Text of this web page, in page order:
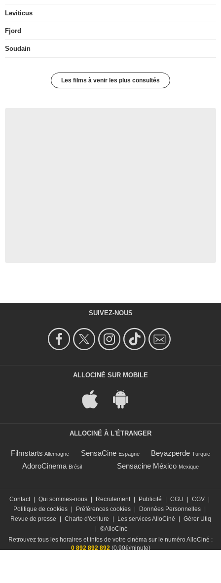
Leviticus
Fjord
Soudain
Les films à venir les plus consultés
SUIVEZ-NOUS
ALLOCINÉ SUR MOBILE
ALLOCINÉ À L'ÉTRANGER
Filmstarts Allemagne SensaCine Espagne Beyazperde Turquie
AdoroCinema Brésil Sensacine México Mexique
Contact Qui sommes-nous Recrutement Publicité CGU CGV
Politique de cookies
Préférences cookies Données Personnelles
Revue de presse
Charte d'écriture Les services AlloCiné
Gérer Utiq
©AlloCiné
Retrouvez tous les horaires et infos de votre cinéma sur le numéro AlloCiné :
0 892 892 892(0,90€/minute)